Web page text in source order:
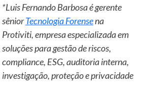
*Luis Fernando Barbosa é gerente
sêniorTecnologia Forensena
Protiviti, empresa especializada em
soluções para gestão de riscos,
compliance, ESG, auditoria interna,
investigação, proteção e privacidade